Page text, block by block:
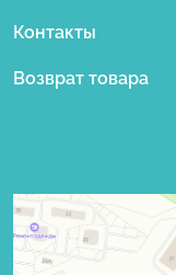
Контакты
Возврат товара